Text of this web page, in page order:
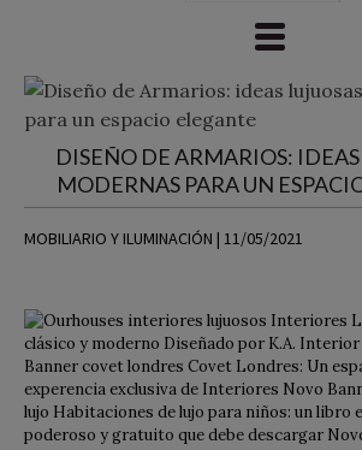
DISEÑO DE ARMARIOS: IDEAS
MODERNAS PARA UN
MOBILIARIO Y ILUMINACIÓN | 11/05/2021